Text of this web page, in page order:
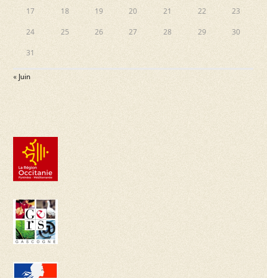
17 18 19 20 21 22 23
24 25 26 27 28 29 30
31
« Juin